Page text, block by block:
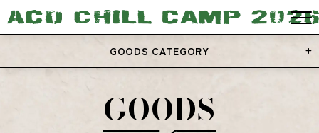
GOODS CATEGORY
GOODS